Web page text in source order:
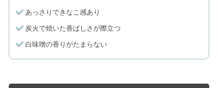
あっさりできなこ感あり
炭火で焼いた香ばしさが際立つ
白味噌の香りがたまらない